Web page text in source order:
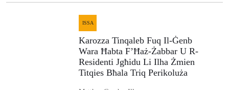
ISSA
Karozza Tinqaleb Fuq Il-Ġenb
Wara Ħabta F’Ħaż-Żabbar U R-
Residenti Jgħidu Li Ilha Żmien
Titqies Bħala Triq Perikoluża